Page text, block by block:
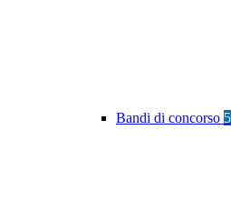
Bandi di concorso 5